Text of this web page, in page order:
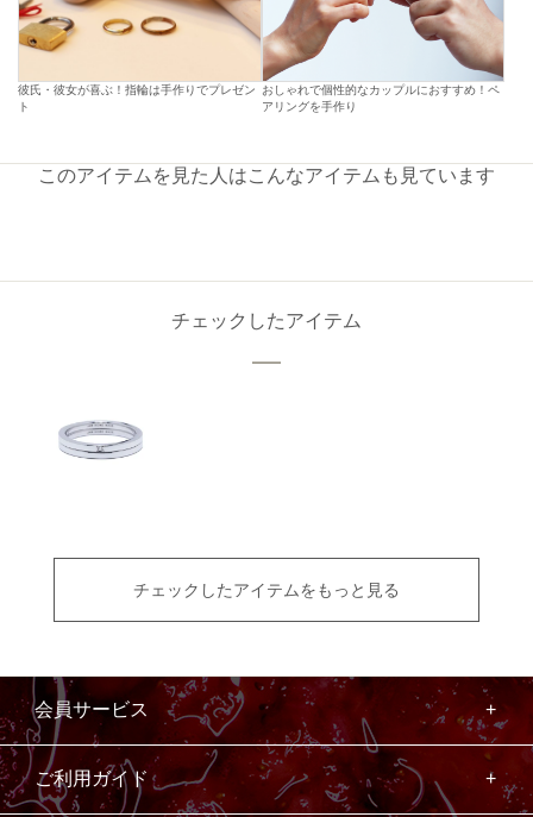
彼氏・彼女が喜ぶ！指輪は手作りでプレゼン
ト
おしゃれで個性的なカップルにおすすめ！ペ
アリングを手作り
このアイテムを見た人はこんなアイテムも見ています
チェックしたアイテム
チェックしたアイテムをもっと見る
会員サービス
ご利用ガイド